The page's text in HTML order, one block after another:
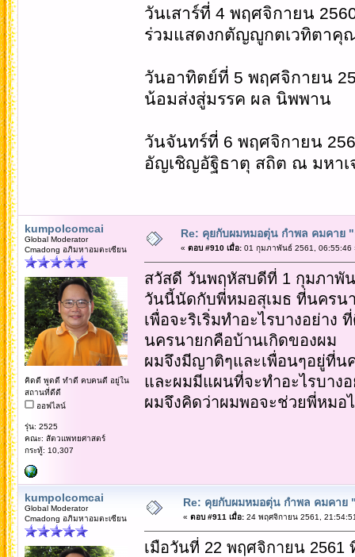
วันเสาร์ที่ 4 พฤศจิกายน
ร่วมแสดงกตัญญูกตเวทิตาคุ
วันอาทิตย์ที่ 5 พฤศจิกายน
น้อมส่งสู่มรรค ผล นิพพาน
วันจันทร์ที่ 6 พฤศจิกายน
อัญเชิญอัฐิธาตุ สถิต ณ มหาเ
kumpolcomcai
Global Moderator
Cmadong อภิมหาอมตะเซียน
คิดดี พูดดี ทำดี คบคนดี อยู่ใน
สถานที่ดีดี
ออฟไลน์
รุ่น: 2525
คณะ: สัตวแพทยศาสตร์
กระทู้: 10,307
Re: คุยกับผมหมอตุ่น กำพล คมคาย
« ตอบ #910 เมื่อ:01 กุมภาพันธ์ 2561, 06:55:46
สวัสดี วันพฤหัสบดีที่ 1 กุมภาพั
วันนี้นัดกับพี่หมอสุเมธ ที่นครน
เพื่อจะริเริ่มทำอะไรบางอย่าง
นครนายกคือบ้านเกิดของผม
ผมจึงมีญาติๆและเพื่อนๆอยู่ที่น
และผมมีแผนที่จะทำอะไรบาง
ผมจึงคิดว่าผมพอจะช่วยพี่หมอ
kumpolcomcai
Global Moderator
Cmadong อภิมหาอมตะเซียน
Re: คุยกับผมหมอตุ่น กำพล คมคาย
« ตอบ #911 เมื่อ:24 พฤศจิกายน 2561,
เมือวันที่ 22 พฤศจิกายน 2561